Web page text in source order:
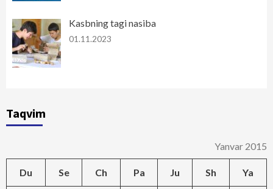
Kasbning tagi nasiba
01.11.2023
Taqvim
Yanvar 2015
Du Se Ch Pa Ju Sh Ya